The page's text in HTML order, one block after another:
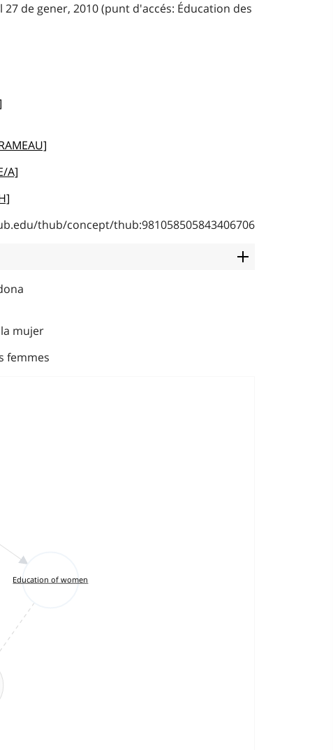
27 de gener, 2010 (punt d'accés: Éducation des
A]
thub/concept/thub:981058505843406706
mujer
femmes
Education of women